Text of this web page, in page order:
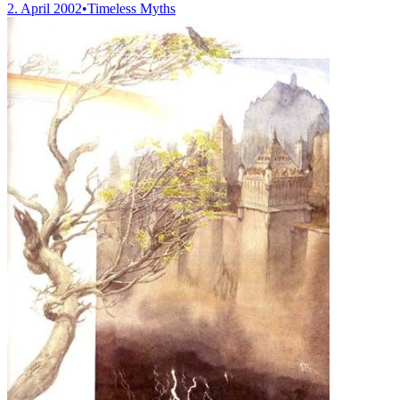
2. April 2002•Timeless Myths